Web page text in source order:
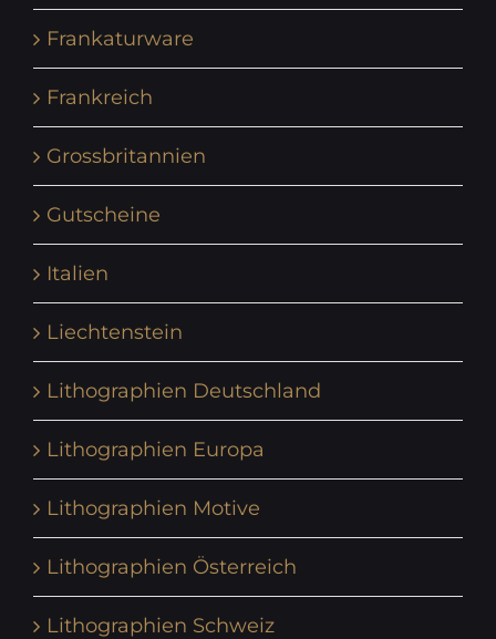
Frankaturware
Frankreich
Grossbritannien
Gutscheine
Italien
Liechtenstein
Lithographien Deutschland
Lithographien Europa
Lithographien Motive
Lithographien Österreich
Lithographien Schweiz